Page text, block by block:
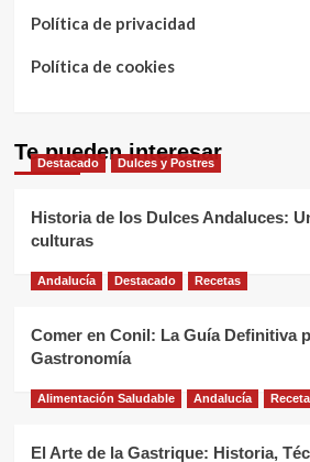
Política de privacidad
Política de cookies
Te pueden interesar
Destacado Dulces y Postres
Historia de los Dulces Andaluces:
culturas
Andalucía Destacado Recetas
Comer en Conil: La Guía Definitiva
Gastronomía
Alimentación Saludable Andalucía
El Arte de la Gastrique: Historia,